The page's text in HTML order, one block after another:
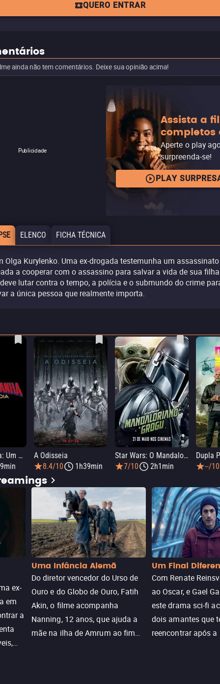
QUERO ENTRAR
ainda não tem comentários. Deixe sua opinião acima!
Publicidade
Assista a
completos
Aperte o play
surpreenda-se!
PLAY
ELENCO FICHA TÉCNICA
Olga Kurylenko. Uma ex-drogada testemunha um assassinato
a cooperar com o assassino para salvar a vida de sua
lutar contra o tempo, a polícia e o submundo do crime
a única pessoa que realmente importa.
Homem-Aranha: Um Novo Dia
A Odisseia
8.4/10
1h39min
Star Wars: O Mandaloriano e Grogu
7/10
2h1min
Dupla
--/10
ex-
em
a
Uma Infância Alemã
Do diretor vencedor do Urso de
Ouro e do Globo de Ouro, Fatih
Akin, o filme acompanha
Nanning, 12 anos, que ajuda a
mãe na ilha de Amrum ao fim
Um Final
Com Renate
ao Oscar, e Gael
este drama sci-fi
dois amantes que
reencontrar após